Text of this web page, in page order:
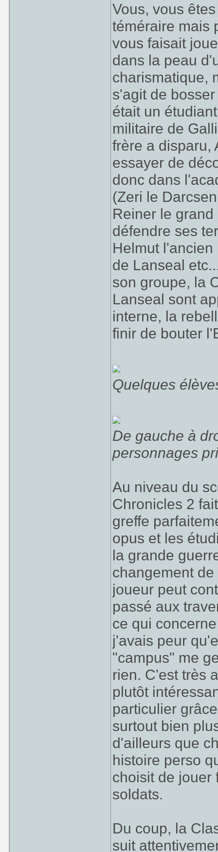
Vous, vous
téméraire mais
vous faisait
dans la peau
charismatique,
s'agit de
était un
militaire de
frère a disparu,
essayer de
donc dans
(Zeri le
Reiner le
défendre ses
Helmut
de Lanseal
son groupe, la
Lanseal sont
interne, la
finir de bouter
Quelques
De gauche à
personnages
Au niveau du
Chronicles 2
greffe
opus et les
la grande
changement
joueur peut
passé aux
ce qui
j'avais peur
"campus" me
rien. C'est très
plutôt
particulier
surtout bien
d'ailleurs que
histoire perso
choisit de jouer
soldats.
Du coup, la
suit